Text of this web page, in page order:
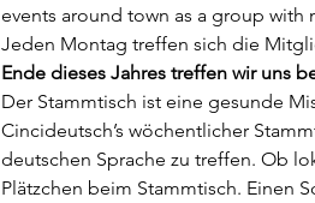
events around town as a group
Jeden Montag treffen sich die
Ende dieses Jahres treffen wir uns
Der Stammtisch ist eine gesunde
Cincideutsch’s wöchentlicher
deutschen Sprache zu treffen. Ob
Plätzchen beim Stammtisch. Einen